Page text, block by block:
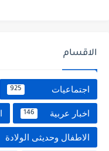
الاقسام
اجتماعيات 925
اخبار عربية 146
الاطفال وحديثى الولادة